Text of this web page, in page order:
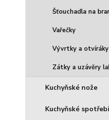
Šťouchadla na
Vařečky
Vývrtky a
Zátky a uzávěry
Kuchyňské nože
Kuchyňské